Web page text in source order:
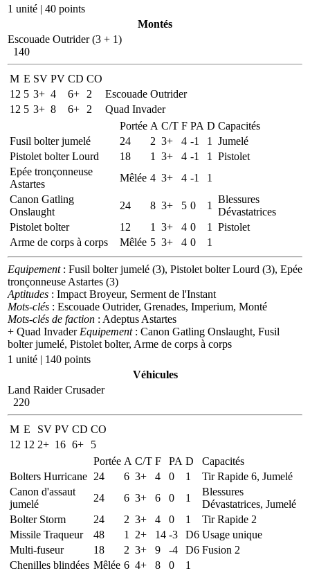
1 unité | 40 points
Montés
Escouade Outrider (3 + 1)
140
M E SV PV CD CO
12 5 3+ 4 6+ 2
Escouade Outrider
12 5 3+ 8 6+ 2
Quad Invader
Portée A C/T F PA D Capacités
Fusil bolter jumelé
24 2 3+ 4 -1 1
Jumelé
Pistolet bolter Lourd
18 1 3+ 4 -1 1
Pistolet
Epée tronçonneuse
Astartes
Mêlée 4 3+ 4 -1
1
Canon Gatling
Onslaught
24 8 3+ 5 0 1
Blessures
Dévastatrices
Pistolet bolter
12 1 3+ 4 0 1
Pistolet
Arme de corps à corps
Mêlée 5 3+ 4 0 1
Equipement: Fusil bolter jumelé (3), Pistolet bolter Lourd (3), Epée
tronçonneuse Astartes (3)
Aptitudes : Impact Broyeur, Serment de l'Instant
Mots-clés : Escouade Outrider, Grenades, Imperium, Monté
Mots-clés de faction : Adeptus Astartes
+ Quad Invader Equipement: Canon Gatling Onslaught, Fusil
bolter jumelé, Pistolet bolter, Arme de corps à corps
1 unité | 140 points
Véhicules
Land Raider Crusader
220
M E SV PV CD CO
12 12 2+ 16 6+
5
Portée A C/T F PA D
Capacités
Bolters Hurricane 24 6 3+ 4 0 1
Tir Rapide 6, Jumelé
Canon d'assaut
jumelé
24 6 3+ 6 0 1
Blessures
Dévastatrices, Jumelé
Bolter Storm
24 2 3+ 4 0 1
Tir Rapide 2
Missile Traqueur
48 1 2+ 14 -3 D6 Usage unique
Multi-fuseur
18 2 3+ 9 -4 D6 Fusion 2
Chenilles blindées Mêlée 6 4+ 8 0 1